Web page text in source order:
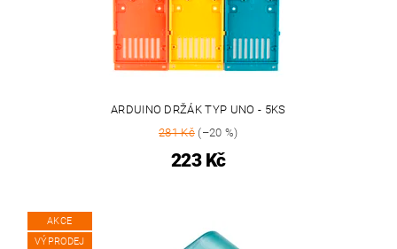
ARDUINO DRŽÁK TYP UNO - 5KS
281 Kč(–20 %)
223 Kč
AKCE
VÝPRODEJ